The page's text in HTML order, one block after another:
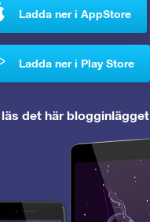
Ladda ner i AppStore
Ladda ner i Play Store
läs det här blogginlägget